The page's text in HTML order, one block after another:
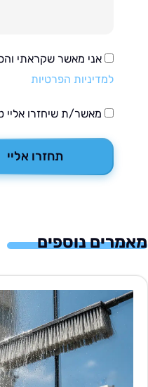
אני מאשר שקראתי
למדיניות הפרטיות
מאשר/ת שיחזרו אליי
תחזרו אליי
מאמרים נוספים